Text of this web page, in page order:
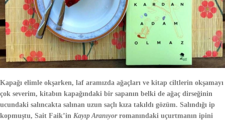
evimin kapısını iki kez çalan kargo görevlisinin paketinden yere düşeli
neredeyse on beş gün oldu. Heyecandan mı, aylaklıktan mı, sön dönemin
kıdemli misafiri Corona’nın bilinçaltımıza kazıdığı endişeden mi
bilinmez, bu günlerde pek çok şey elimden kayıp düşeyazıyor. Telaşla
eğilip aldım elbette, ayağımın önüne kapaklanan
Kardan Adam
Olmaz’ı ve özür diledim, hem yazarından hem Kardan Adam’dan…
Kapağı elimle okşarken, laf aramızda ağaçları ve kitap ciltlerin okşamayı
çok severim, kitabın kapağındaki bir sapanın belki de ağaç dirseğinin
ucundaki salıncakta salınan uzun saçlı kıza takıldı gözüm. Salındığı ip
kopmuştu, Sait Faik’in Kayıp Aranıyorromanındaki uçurtmanın ipini